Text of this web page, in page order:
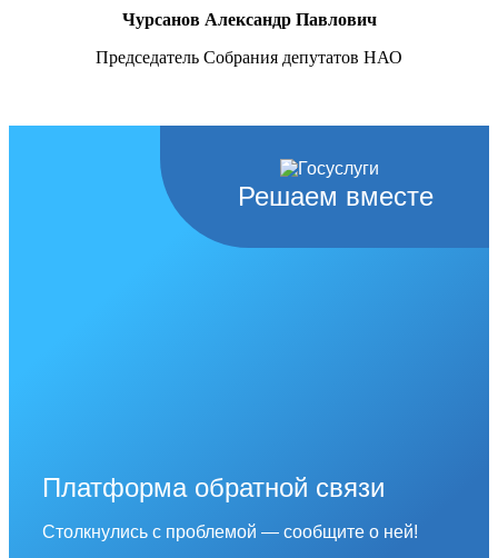
Чурсанов Александр Павлович
Председатель Собрания депутатов НАО
Решаем вместе
Платформа обратной связи
Столкнулись с проблемой — сообщите о ней!